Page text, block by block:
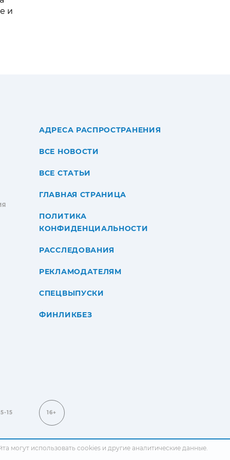
и
АДРЕСА РАСПРОСТРАНЕНИЯ
ВСЕ НОВОСТИ
ВСЕ СТАТЬИ
ГЛАВНАЯ СТРАНИЦА
ПОЛИТИКА
КОНФИДЕНЦИАЛЬНОСТИ
РАССЛЕДОВАНИЯ
РЕКЛАМОДАТЕЛЯМ
СПЕЦВЫПУСКИ
ФИНЛИКБЕЗ
15 16+
могут использовать cookies и другие аналитические данные.